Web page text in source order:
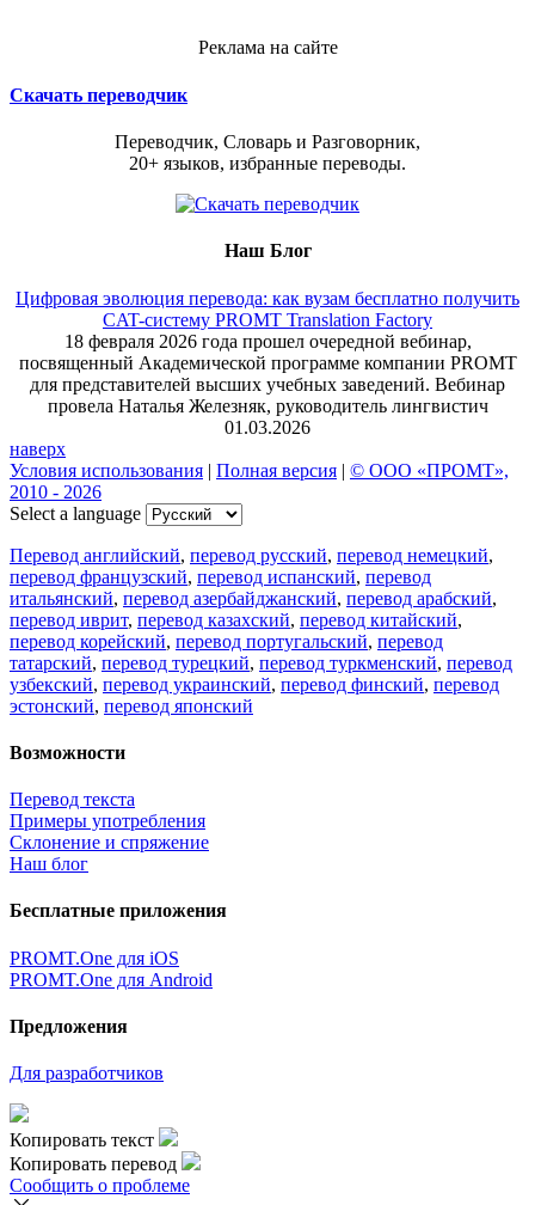
Реклама на сайте
Скачать переводчик
Переводчик, Словарь и Разговорник,
20+ языков, избранные переводы.
Наш Блог
Цифровая эволюция перевода: как вузам бесплатно получить
CAT-систему PROMT Translation Factory
18 февраля 2026 года прошел очередной вебинар,
посвященный Академической программе компании PROMT
для представителей высших учебных заведений. Вебинар
провела Наталья Железняк, руководитель лингвистич
01.03.2026
наверх
Условия использования | Полная версия | © ООО «ПРОМТ»,
2010 - 2026
Select a language
Перевод английский, перевод русский, перевод немецкий,
перевод французский, перевод испанский, перевод
итальянский, перевод азербайджанский, перевод арабский,
перевод иврит, перевод казахский, перевод китайский,
перевод корейский, перевод португальский, перевод
татарский, перевод турецкий, перевод туркменский, перевод
узбекский, перевод украинский, перевод финский, перевод
эстонский, перевод японский
Возможности
Перевод текста
Примеры употребления
Склонение и спряжение
Наш блог
Бесплатные приложения
PROMT.One для iOS
PROMT.One для Android
Предложения
Для разработчиков
Копировать текст
Копировать перевод
Сообщить о проблеме